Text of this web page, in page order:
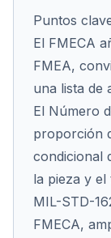
Puntos
El FMECA
FMEA,
una lista de
El Número
proporción
condicional
la pieza y el
MIL-STD-
FMECA,